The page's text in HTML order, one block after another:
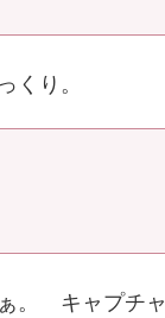
り。
。 キャプチ